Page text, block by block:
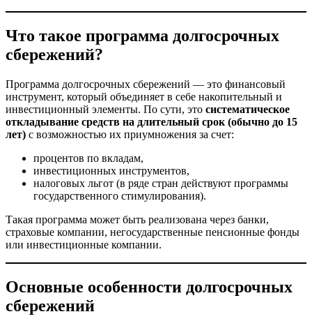
Что такое программа долгосрочных
сбережений?
Программа долгосрочных сбережений — это финансовый
инструмент, который объединяет в себе накопительный и
инвестиционный элементы. По сути, это систематическое
откладывание средств на длительный срок (обычно до 15
лет) с возможностью их приумножения за счет:
процентов по вкладам,
инвестиционных инструментов,
налоговых льгот (в ряде стран действуют программы
государственного стимулирования).
Такая программа может быть реализована через банки,
страховые компании, негосударственные пенсионные фонды
или инвестиционные компании.
Основные особенности долгосрочных
сбережений